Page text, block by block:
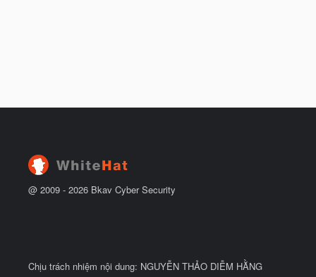
@ 2009 - 2026 Bkav Cyber Security
Chịu trách nhiệm nội dung: NGUYỄN THẢO DIỄM HẰNG